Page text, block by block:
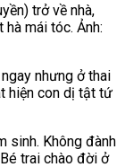
trở về nhà,
mái tóc. Ảnh:
nhưng ở thai
hiện con dị tật tứ
sinh. Không đành
trai chào đời ở